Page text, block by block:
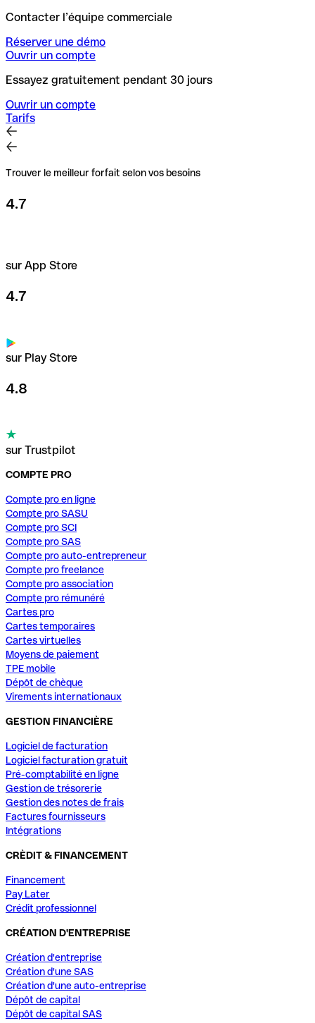
Contacter l’équipe commerciale
Réserver une démo
Ouvrir un compte
Essayez gratuitement pendant 30 jours
Ouvrir un compte
Tarifs
Trouver le meilleur forfait selon vos besoins
4.7
sur App Store
4.7
sur Play Store
4.8
sur Trustpilot
COMPTE PRO
Compte pro en ligne
Compte pro SASU
Compte pro SCI
Compte pro SAS
Compte pro auto-entrepreneur
Compte pro freelance
Compte pro association
Compte pro rémunéré
Cartes pro
Cartes temporaires
Cartes virtuelles
Moyens de paiement
TPE mobile
Dépôt de chèque
Virements internationaux
GESTION FINANCIÈRE
Logiciel de facturation
Logiciel facturation gratuit
Pré-comptabilité en ligne
Gestion de trésorerie
Gestion des notes de frais
Factures fournisseurs
Intégrations
CRÈDIT & FINANCEMENT
Financement
Pay Later
Crédit professionnel
CRÉATION D'ENTREPRISE
Création d'entreprise
Création d'une SAS
Création d'une auto-entreprise
Dépôt de capital
Dépôt de capital SAS